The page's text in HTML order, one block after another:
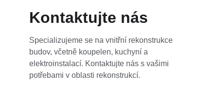
Kontaktujte nás
Specializujeme se na vnitřní rekonstrukce
budov, včetně koupelen, kuchyní a
elektroinstalací. Kontaktujte nás s vašimi
potřebami v oblasti rekonstrukcí.